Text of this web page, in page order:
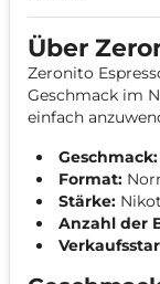
Über
Zeronito
Geschmack im
einfach
Geschmack:
Format:
Stärke:
Anzahl der